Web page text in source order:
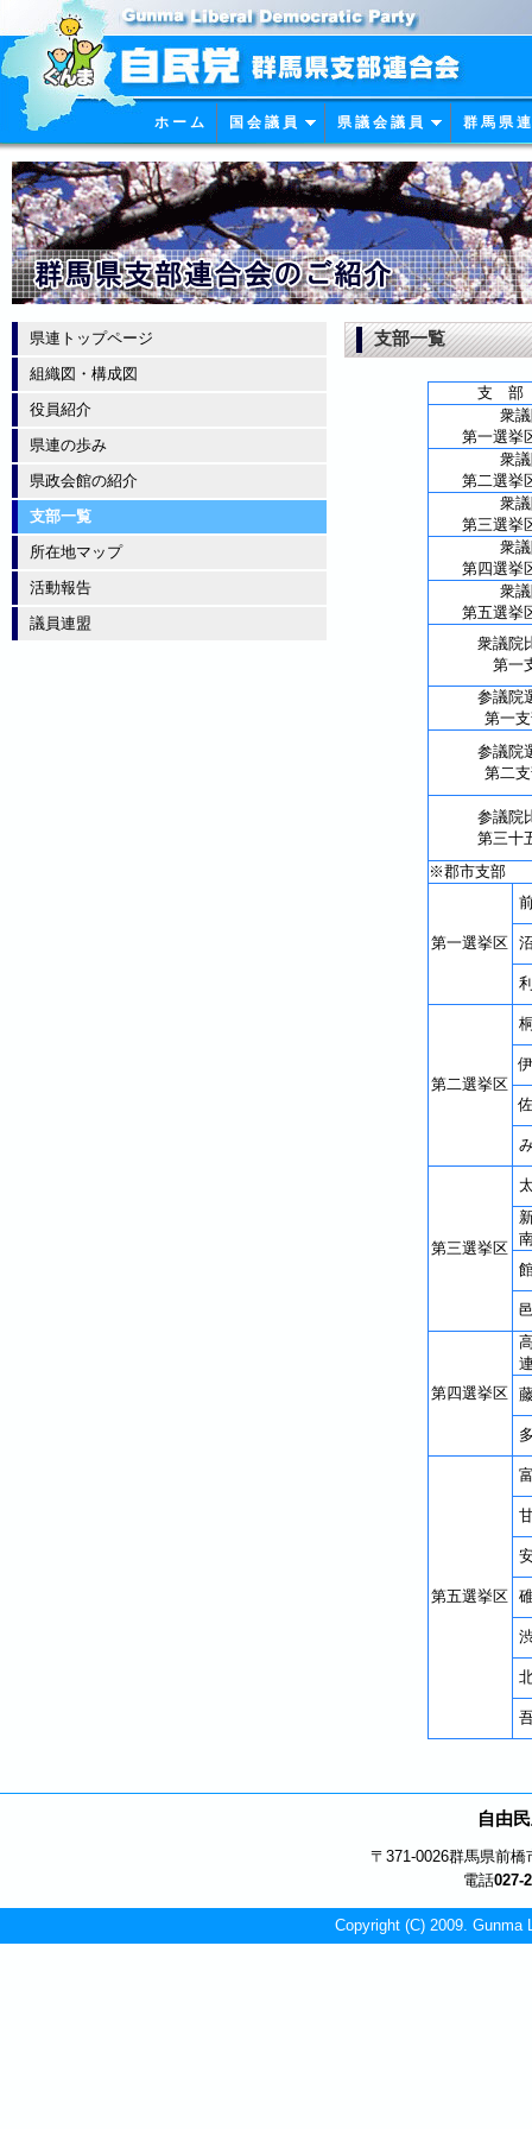
ホ ー ム 国 会 議 員 県 議 会 議 員 群 馬 県 連
県連トップページ
組織図・構成図
役員紹介
県連の歩み
県政会館の紹介
支部一覧
所在地マップ
活動報告
議員連盟
支部一覧
支
衆
第一選
衆
第二選
衆
第三選
衆
第四選
衆
第五選
衆議院
第一
参議院
第一
参議院
第二
参議院
第三十
※郡市支部
第一選挙区
第二選挙区
第三選挙区
第四選挙区
第五選挙区
自由
〒371-0026群馬県前橋
電話027-
Copyright (C) 2009.